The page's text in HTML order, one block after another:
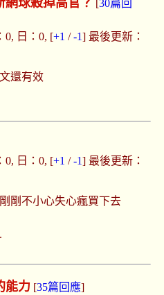
網球殺掉高官？
30篇回
0, 日：0, [+1 /-1] 最後更新：
還有效
0, 日：0, [+1 /-1] 最後更新：
剛不小心失心瘋買下去
能力 [35篇回應]